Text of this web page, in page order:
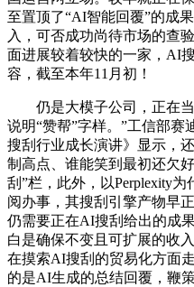
至置顶了“AI智能回覆”的成
入，可否成功尚待市场的查
面进展较着较快的一家，AI
容，截至本年11月初！
仍是大模子公司，正在当
说明“赞帮”字样。”工信部
搜刮行业成长演讲》显示，
制高点、谁能笑到最初还欠
刮”栏，此外，以Perplexity
阅办事，其搜刮引擎产物早
仍需要正在AI搜刮给出的成
白是确保不变且可扩展的收
在摸索AI搜刮的贸易化方面
的是AI生成的总结回覆，鞭